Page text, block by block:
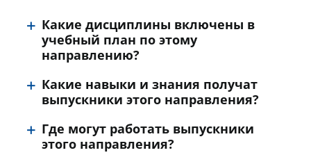
Какие дисциплины включены в
учебный план по этому
направлению?
Какие навыки и знания получат
выпускники этого направления?
Где могут работать выпускники
этого направления?